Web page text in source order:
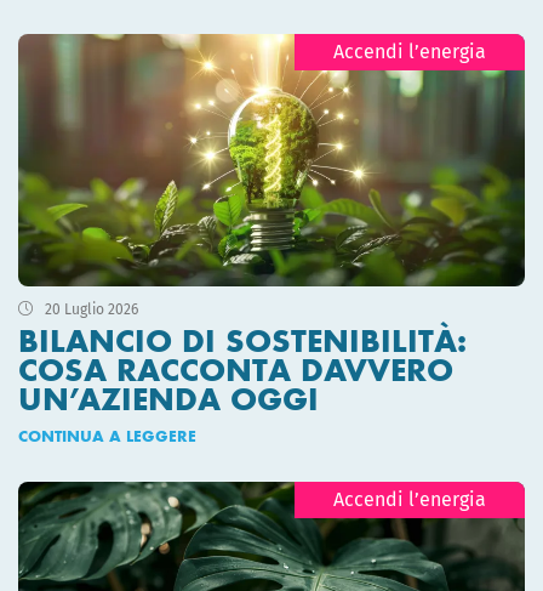
Accendi l’energia
20 Luglio 2026
BILANCIO DI SOSTENIBILITÀ:
COSA RACCONTA DAVVERO
UN’AZIENDA OGGI
CONTINUA A LEGGERE
Accendi l’energia